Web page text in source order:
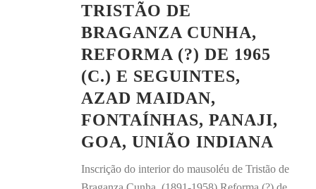
TRISTÃO DE
BRAGANZA CUNHA,
REFORMA (?) DE 1965
(C.) E SEGUINTES,
AZAD MAIDAN,
FONTAÍNHAS, PANAJI,
GOA, UNIÃO INDIANA
Inscrição do interior do mausoléu de Tristão de